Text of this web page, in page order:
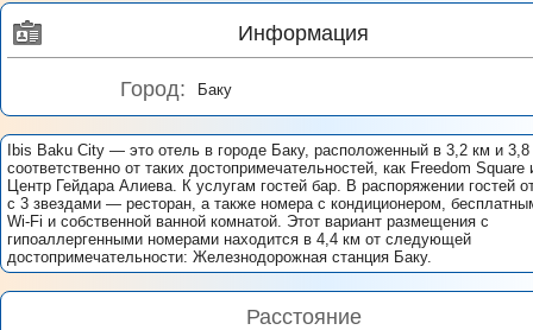
Информация
Город: Баку
Ibis Baku City — это отель в городе Баку, расположенный в 3,2 км и
соответственно от таких достопримечательностей, как Freedom Square
Центр Гейдара Алиева. К услугам гостей бар. В распоряжении гостей
с 3 звездами — ресторан, а также номера с кондиционером,
Wi-Fi и собственной ванной комнатой. Этот вариант размещения с
гипоаллергенными номерами находится в 4,4 км от следующей
достопримечательности: Железнодорожная станция Баку.
Расстояние